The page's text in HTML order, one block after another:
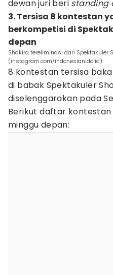
dewan juri beri standing
3. Tersisa 8 kontestan
berkompetisi di
depan
Shakira tereliminasi dari Spektakuler
(instagram.com/indonesianidolid)
8 kontestan tersisa
di babak Spektakuler
diselenggarakan pada
Berikut daftar
minggu depan: